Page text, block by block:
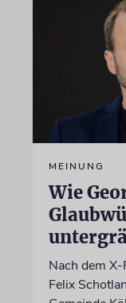
MEINUNG
Wie
Nach dem
Felix